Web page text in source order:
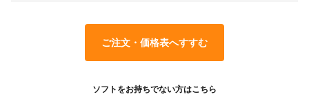
ご注文・価格表へすすむ
ソフトをお持ちでない方はこちら